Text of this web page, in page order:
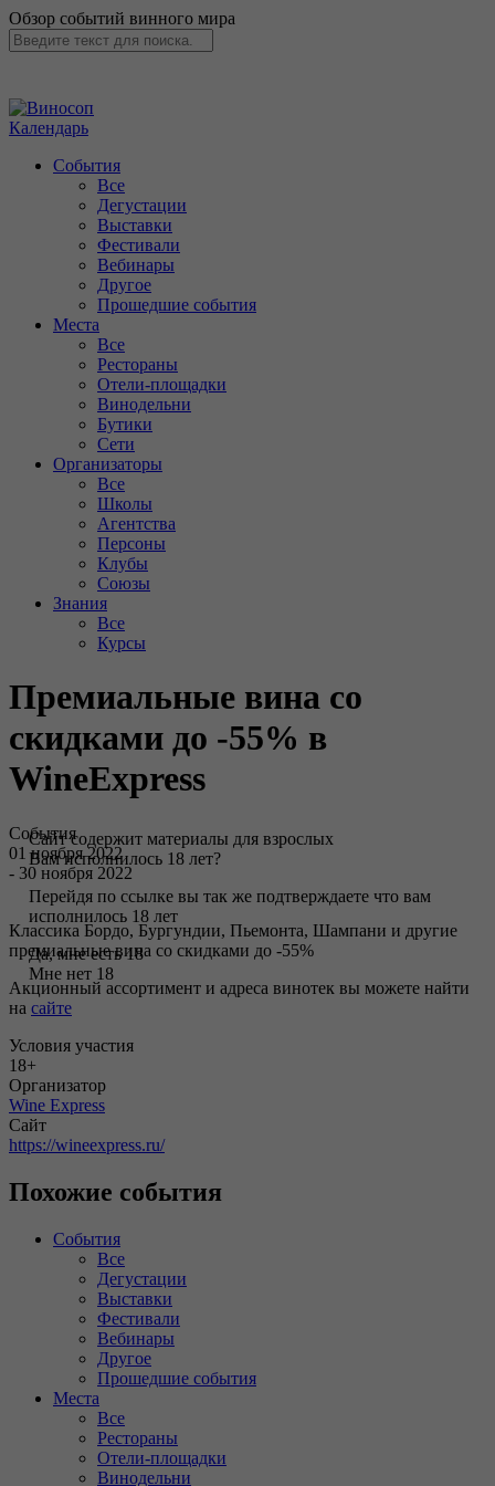
Обзор событий винного мира
Календарь
События
Все
Дегустации
Выставки
Фестивали
Вебинары
Другое
Прошедшие события
Места
Все
Рестораны
Отели-площадки
Винодельни
Бутики
Сети
Организаторы
Все
Школы
Агентства
Персоны
Клубы
Союзы
Знания
Все
Курсы
Премиальные вина со
скидками до -55% в
WineExpress
События
01 ноября 2022
- 30 ноября 2022
Классика Бордо, Бургундии, Пьемонта, Шампани и другие
премиальные вина со скидками до -55%
Акционный ассортимент и адреса винотек вы можете найти
на сайте
Условия участия
18+
Организатор
Wine Express
Сайт
https://wineexpress.ru/
Похожие события
События
Все
Дегустации
Выставки
Фестивали
Вебинары
Другое
Прошедшие события
Места
Все
Рестораны
Отели-площадки
Винодельни
Сайт содержит материалы для взрослых
Вам исполнилось 18 лет?
Перейдя по ссылке вы так же подтверждаете что вам
исполнилось 18 лет
Да, мне есть 18
Мне нет 18